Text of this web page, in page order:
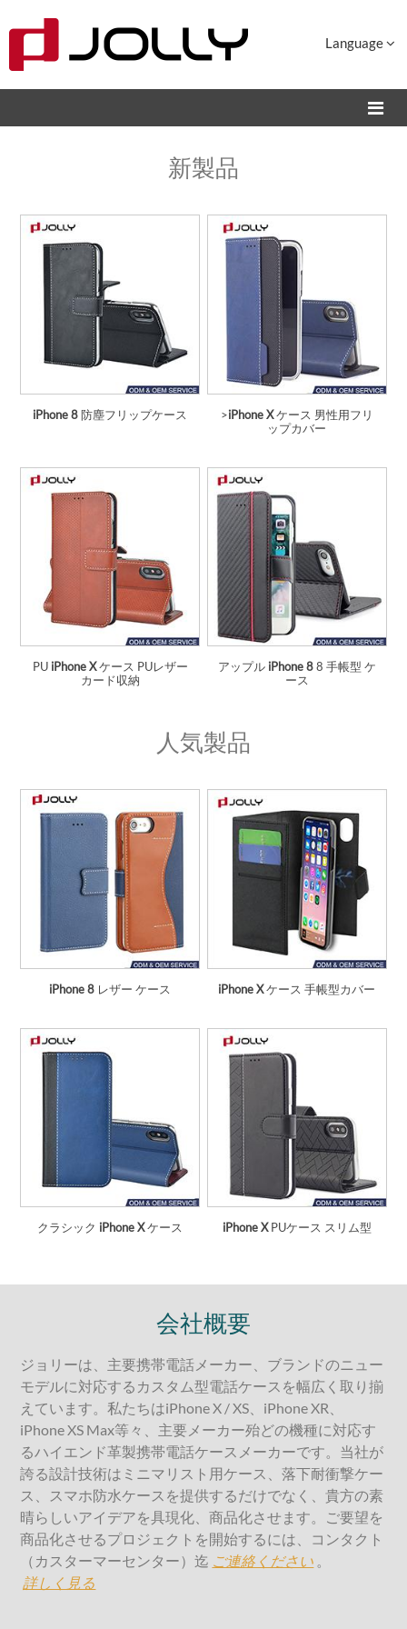
Language
新製品
iPhone 8防塵フリップケース >iPhone Xケース 男性用フリ
ップカバー
PU iPhone Xケース PUレザー
カード収納
アップル iPhone 88 手帳型 ケ
ース
人気製品
iPhone 8 レザー ケース iPhone Xケース 手帳型カバー
クラシック iPhone Xケース iPhone XPUケース スリム型
会社概要
ジョリーは、主要携帯電話メーカー、ブランドのニュー
モデルに対応するカスタム型電話ケースを幅広く取り揃
えています。私たちはiPhone X / XS、iPhone XR、
iPhone XS Max等々、主要メーカー殆どの機種に対応す
るハイエンド革製携帯電話ケースメーカーです。当社が
誇る設計技術はミニマリスト用ケース、落下耐衝撃ケー
ス、スマホ防水ケースを提供するだけでなく、貴方の素
晴らしいアイデアを具現化、商品化させます。ご要望を
商品化させるプロジェクトを開始するには、コンタクト
（カスターマーセンター）迄 ご連絡ください 。
詳しく見る